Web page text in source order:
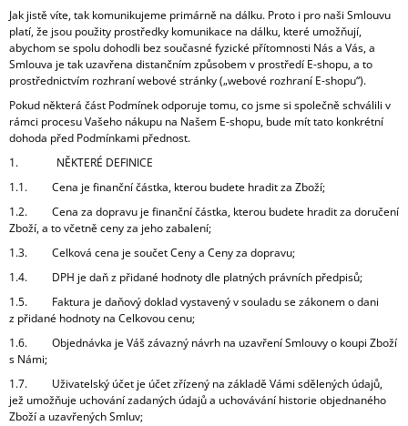
Jak jistě víte, tak komunikujeme primárně na dálku. Proto i pro naši Smlouvu
platí, že jsou použity prostředky komunikace na dálku, které umožňují,
abychom se spolu dohodli bez současné fyzické přítomnosti Nás a Vás, a
Smlouva je tak uzavřena distančním způsobem v prostředí E-shopu, a to
prostřednictvím rozhraní webové stránky („webové rozhraní E-shopu“).
Pokud některá část Podmínek odporuje tomu, co jsme si společně schválili v
rámci procesu Vašeho nákupu na Našem E-shopu, bude mít tato konkrétní
dohoda před Podmínkami přednost.
1. NĚKTERÉ DEFINICE
1.1. Cena je finanční částka, kterou budete hradit za Zboží;
1.2. Cena za dopravu je finanční částka, kterou budete hradit za doručení
Zboží, a to včetně ceny za jeho zabalení;
1.3. Celková cena je součet Ceny a Ceny za dopravu;
1.4. DPH je daň z přidané hodnoty dle platných právních předpisů;
1.5. Faktura je daňový doklad vystavený v souladu se zákonem o dani
z přidané hodnoty na Celkovou cenu;
1.6. Objednávka je Váš závazný návrh na uzavření Smlouvy o koupi Zboží
s Námi;
1.7. Uživatelský účet je účet zřízený na základě Vámi sdělených údajů,
jež umožňuje uchování zadaných údajů a uchovávání historie objednaného
Zboží a uzavřených Smluv;
HLEDAT
D
O
P
O
U
U
J
E
M
E
KŘESLO
TELLO
BJORN
1
859
Kč